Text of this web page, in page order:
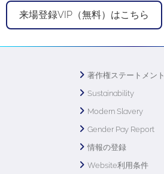
来場登録VIP（無料）はこちら
著作権ステートメント
Sustainability
Modern Slavery
Gender Pay Report
情報の登録
Website利用条件